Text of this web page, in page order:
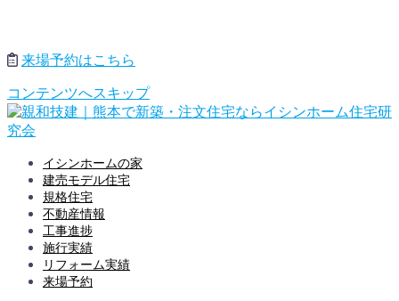
来場予約はこちら
コンテンツへスキップ
イシンホームの家
建売モデル住宅
規格住宅
不動産情報
工事進捗
施行実績
リフォーム実績
来場予約